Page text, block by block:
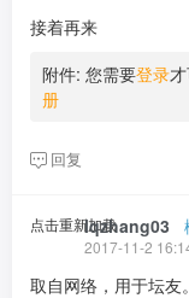
接着再来
附件: 您需要登录
册
回复
点击重新加载lqzhang03
2017-11-2
取自网络，用于坛友。